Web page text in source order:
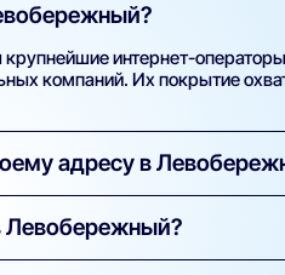
интернет-
компаний. Их покрытие
адресу в
скорости, стоимости,
Левобережный?